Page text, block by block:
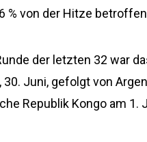
% von der Hitze
der letzten 32 war
Juni, gefolgt von
Republik Kongo am 1.